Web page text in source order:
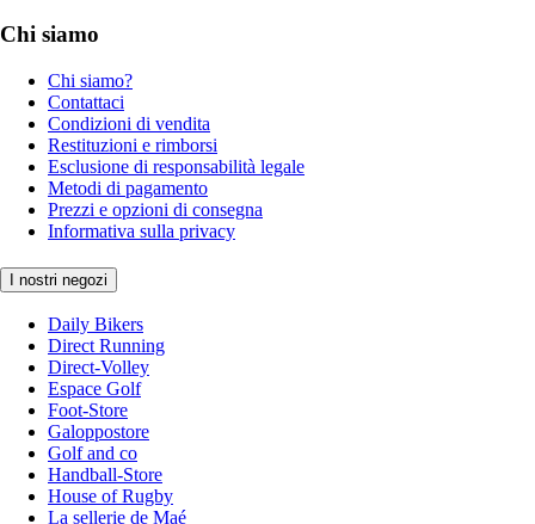
Chi siamo
Chi siamo?
Contattaci
Condizioni di vendita
Restituzioni e rimborsi
Esclusione di responsabilità legale
Metodi di pagamento
Prezzi e opzioni di consegna
Informativa sulla privacy
I nostri negozi
Daily Bikers
Direct Running
Direct-Volley
Espace Golf
Foot-Store
Galoppostore
Golf and co
Handball-Store
House of Rugby
La sellerie de Maé